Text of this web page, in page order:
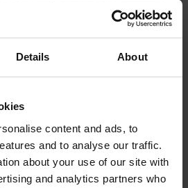
Details About
content and ads, to
and to analyse our traffic.
about your use of our site with
and analytics partners who
Alpinestars Chrome V2 MC-
handskar Svart/Asfalt